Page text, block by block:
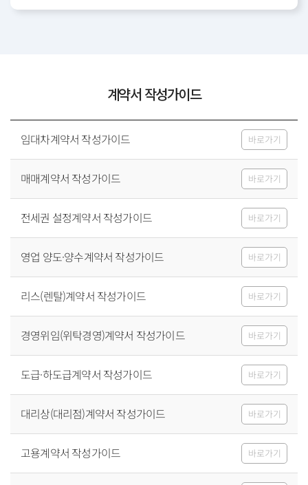
계약서 작성가이드
임대차계약서 작성가이드 바로가기
매매계약서 작성가이드 바로가기
전세권 설정계약서 작성가이드 바로가기
영업 양도·양수계약서 작성가이드 바로가기
리스(렌탈)계약서 작성가이드 바로가기
경영위임(위탁경영)계약서 작성가이드 바로가기
도급·하도급계약서 작성가이드 바로가기
대리상(대리점)계약서 작성가이드 바로가기
고용계약서 작성가이드 바로가기